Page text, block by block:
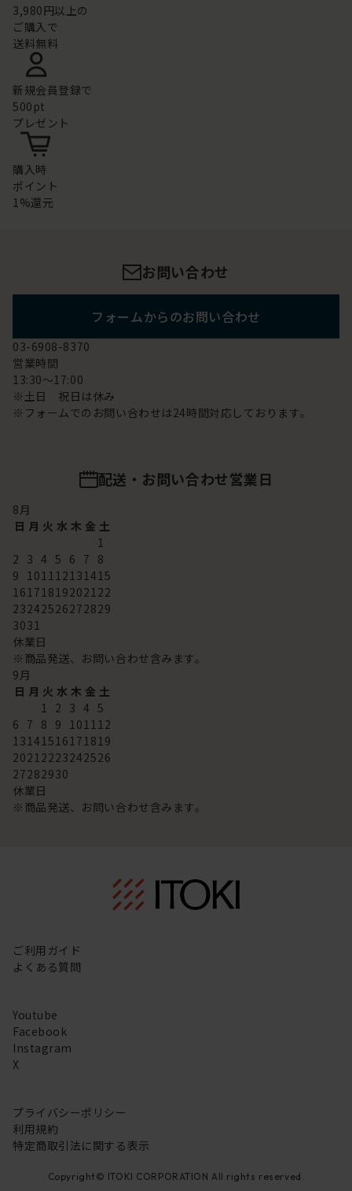
3,980円以上の
ご購入で
送料無料
新規会員登録で
500pt
プレゼント
購入時
ポイント
1%還元
お問い合わせ
フォームからのお問い合わせ
03-6908-8370
営業時間
13:30～17:00
※土日 祝日は休み
※フォームでのお問い合わせは24時間対応しております。
配送・お問い合わせ営業日
8月
日 月 火 水 木 金 土
1
2 3 4 5 6 7 8
9 101112131415
16171819202122
23242526272829
3031
休業日
※商品発送、お問い合わせ含みます。
9月
日 月 火 水 木 金 土
1 2 3 4 5
6 7 8 9 101112
13141516171819
20212223242526
27282930
休業日
※商品発送、お問い合わせ含みます。
ご利用ガイド
よくある質問
Youtube
Facebook
Instagram
X
プライバシーポリシー
利用規約
特定商取引法に関する表示
Copyright© ITOKI CORPORATION All rights reserved.